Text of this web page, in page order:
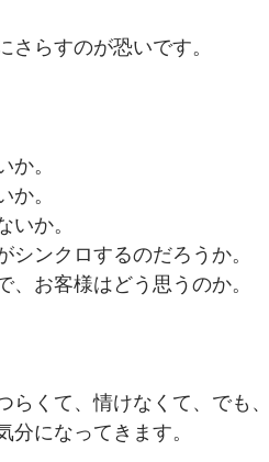
らすのが恐いです。
。
。
か。
ンクロするのだろうか。
お客様はどう思うのか。
らくて、情けなくて、でも
になってきます。